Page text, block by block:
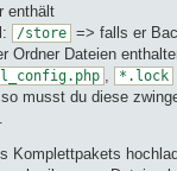
enthält
/store => falls er
Ordner Dateien
*.lock
musst du diese
Komplettpakets